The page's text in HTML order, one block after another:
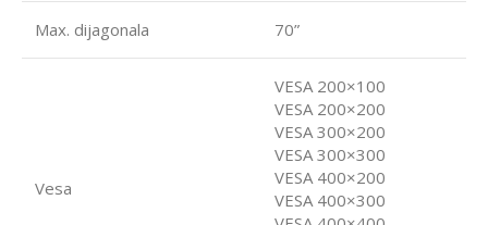
Max. dijagonala 70”
Vesa
VESA 200×100
VESA 200×200
VESA 300×200
VESA 300×300
VESA 400×200
VESA 400×300